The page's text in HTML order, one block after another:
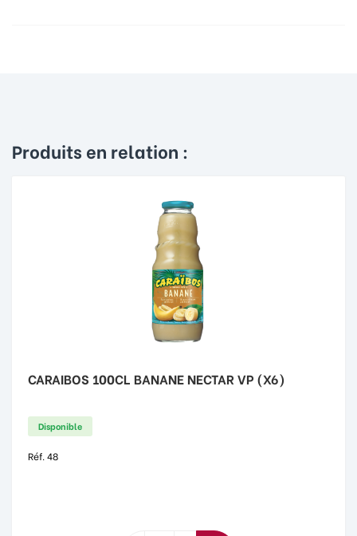
Produits en relation :
CARAIBOS 100CL BANANE NECTAR VP (X6)
Disponible
Réf. 48